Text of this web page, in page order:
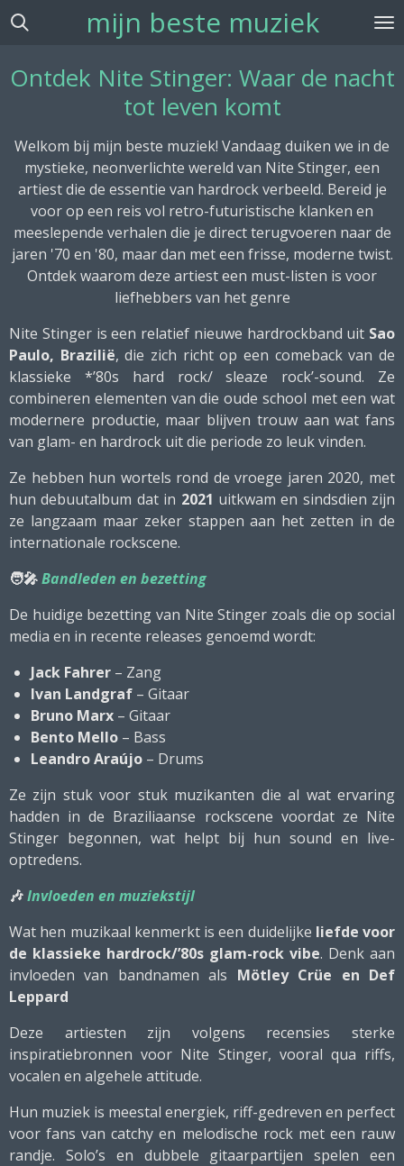
Ga
de
mijn beste muziek
Ontdek Nite Stinger: Waar de nacht
tot leven komt
Welkom bij mijn beste muziek! Vandaag duiken we in de
mystieke, neonverlichte wereld van Nite Stinger, een
artiest die de essentie van hardrock verbeeld. Bereid je
voor op een reis vol retro-futuristische klanken en
meeslepende verhalen die je direct terugvoeren naar de
jaren '70 en '80, maar dan met een frisse, moderne twist.
Ontdek waarom deze artiest een must-listen is voor
liefhebbers van het genre
Nite Stinger is een relatief nieuwe hardrockband uit Sao
Paulo, Brazilië, die zich richt op een comeback van de
klassieke *’80s hard rock/ sleaze rock’-sound. Ze
combineren elementen van die oude school met een wat
modernere productie, maar blijven trouw aan wat fans
van glam- en hardrock uit die periode zo leuk vinden.
Ze hebben hun wortels rond de vroege jaren 2020, met
hun debuutalbum dat in 2021 uitkwam en sindsdien zijn
ze langzaam maar zeker stappen aan het zetten in de
internationale rockscene.
🧑‍🎤Bandleden en bezetting
De huidige bezetting van Nite Stinger zoals die op social
media en in recente releases genoemd wordt:
Jack Fahrer – Zang
Ivan Landgraf – Gitaar
Bruno Marx – Gitaar
Bento Mello – Bass
Leandro Araújo – Drums
Ze zijn stuk voor stuk muzikanten die al wat ervaring
hadden in de Braziliaanse rockscene voordat ze Nite
Stinger begonnen, wat helpt bij hun sound en live-
optredens.
🎶Invloeden en muziekstijl
Wat hen muzikaal kenmerkt is een duidelijke liefde voor
de klassieke hardrock/’80s glam-rock vibe. Denk aan
invloeden van bandnamen als Mötley Crüe en Def
Leppard
Deze artiesten zijn volgens recensies sterke
inspiratiebronnen voor Nite Stinger, vooral qua riffs,
vocalen en algehele attitude.
Hun muziek is meestal energiek, riff-gedreven en perfect
voor fans van catchy en melodische rock met een rauw
randje. Solo’s en dubbele gitaarpartijen spelen een